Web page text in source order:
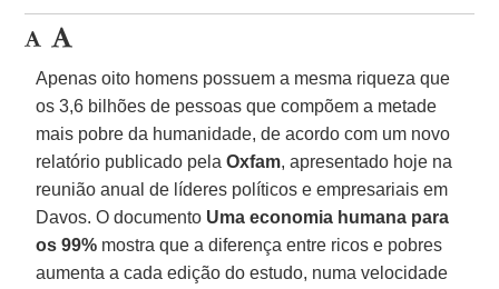
Apenas oito homens possuem a mesma riqueza que
os 3,6 bilhões de pessoas que compõem a metade
mais pobre da humanidade, de acordo com um novo
relatório publicado pelaOxfam, apresentado hoje na
reunião anual de líderes políticos e empresariais em
Davos. O documento Uma economia humana para
os 99% mostra que a diferença entre ricos e pobres
aumenta a cada edição do estudo, numa velocidade